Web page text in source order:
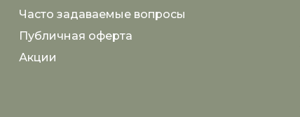
Часто задаваемые вопросы
Публичная оферта
Акции